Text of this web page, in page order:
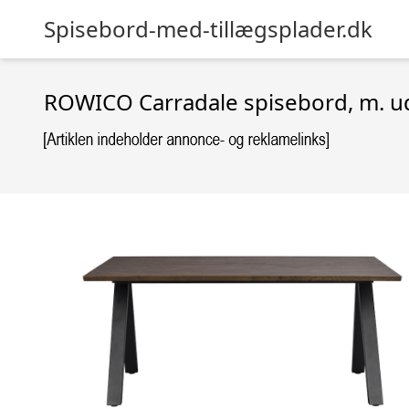
Spisebord-med-tillægsplader.dk
ROWICO Carradale spisebord,